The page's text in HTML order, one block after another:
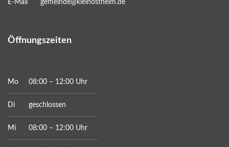
E-Mail gemeinde@kleinostheim.de
Öffnungszeiten
Mo 08:00 – 12:00 Uhr
Di geschlossen
Mi 08:00 – 12:00 Uhr